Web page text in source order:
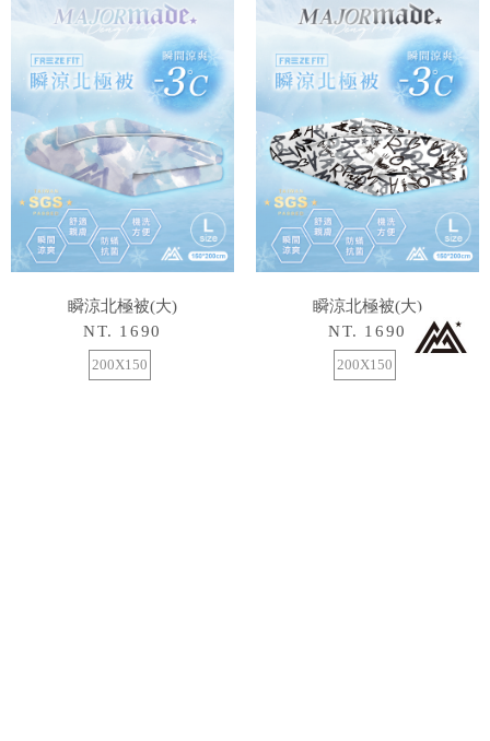
瞬涼北極被(大)
NT. 1690
200X150
瞬涼北極被(大)
NT. 1690
200X150